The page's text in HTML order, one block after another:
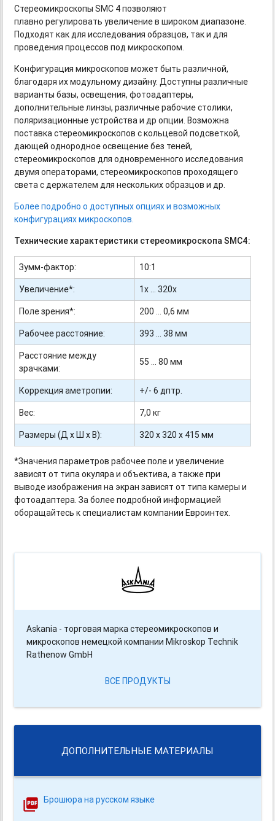
Стереомикроскопы SMC 4 позволяют
плавно регулировать увеличение в широком диапазоне.
Подходят как для исследования образцов, так и для
проведения процессов под микроскопом.
Конфигурация микроскопов может быть различной,
благодаря их модульному дизайну. Доступны различные
варианты базы, освещения, фотоадаптеры,
дополнительные линзы, различные рабочие столики,
поляризационные устройства и др опции. Возможна
поставка стереомикроскопов с кольцевой подсветкой,
дающей однородное освещение без теней,
стереомикроскопов для одновременного исследования
двумя операторами, стереомикроскопов проходящего
света с держателем для нескольких образцов и др.
Более подробно о доступных опциях и возможных
конфигурациях микроскопов.
Технические характеристики стереомикроскопа SMC4:
Зумм-фактор:
10:1
Увеличение*:
1х … 320х
Поле зрения*:
200 … 0,6 мм
Рабочее расстояние:
393 … 38 мм
Расстояние между
зрачками:
55 … 80 мм
Коррекция аметропии:
+/- 6 дптр.
Вес:
7,0 кг
Размеры (Д x Ш x В):
320 x 320 x 415 мм
*Значения параметров рабочее поле и увеличение
зависят от типа окуляра и объектива, а также при
выводе изображения на экран зависят от типа камеры и
фотоадаптера. За более подробной информацией
оборащайтесь к специалистам компании Евроинтех.
Askania - торговая марка стереомикроскопов и
микроскопов немецкой компании Mikroskop Technik
Rathenow GmbH
ВСЕ ПРОДУКТЫ
ДОПОЛНИТЕЛЬНЫЕ МАТЕРИАЛЫ
Брошюра на русском языке